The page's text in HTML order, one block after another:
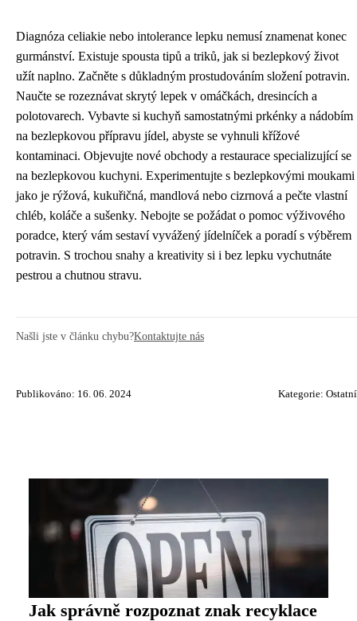
Diagnóza celiakie nebo intolerance lepku nemusí znamenat konec
gurmánství. Existuje spousta tipů a triků, jak si bezlepkový život
užít naplno. Začněte s důkladným prostudováním složení potravin.
Naučte se rozeznávat skrytý lepek v omáčkách, dresincích a
polotovarech. Vybavte si kuchyň samostatnými prkénky a nádobím
na bezlepkovou přípravu jídel, abyste se vyhnuli křížové
kontaminaci. Objevujte nové obchody a restaurace specializující se
na bezlepkovou kuchyni. Experimentujte s bezlepkovými moukami
jako je rýžová, kukuřičná, mandlová nebo cizrnová a pečte vlastní
chléb, koláče a sušenky. Nebojte se požádat o pomoc výživového
poradce, který vám sestaví vyvážený jídelníček a poradí s výběrem
potravin. S trochou snahy a kreativity si i bez lepku vychutnáte
pestrou a chutnou stravu.
Našli jste v článku chybu?Kontaktujte nás
Publikováno: 16. 06. 2024 Kategorie: Ostatní
Jak správně rozpoznat znak recyklace